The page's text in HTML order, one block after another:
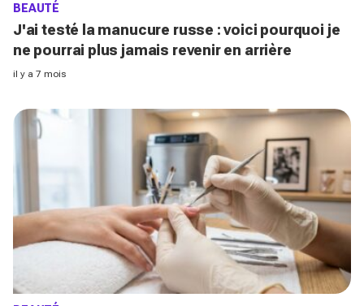
BEAUTÉ
J'ai testé la manucure russe : voici pourquoi je
ne pourrai plus jamais revenir en arrière
il y a 7 mois